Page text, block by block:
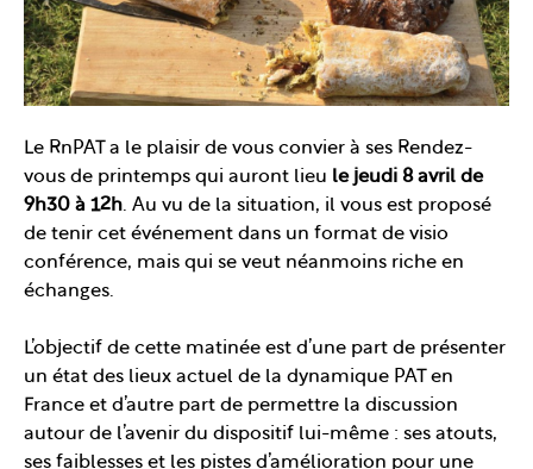
Le RnPAT a le plaisir de vous convier à ses Rendez-
vous de printemps qui auront lieu le jeudi 8 avril de
9h30 à 12h. Au vu de la situation, il vous est proposé
de tenir cet événement dans un format de visio
conférence, mais qui se veut néanmoins riche en
échanges.
L’objectif de cette matinée est d’une part de présenter
un état des lieux actuel de la dynamique PAT en
France et d’autre part de permettre la discussion
autour de l’avenir du dispositif lui-même : ses atouts,
ses faiblesses et les pistes d’amélioration pour une